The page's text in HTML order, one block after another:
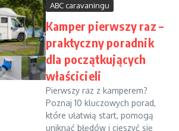
ABC caravaningu
Kamper pierwszy raz –
praktyczny poradnik
dla początkujących
właścicieli
Pierwszy raz z kamperem?
Poznaj 10 kluczowych porad,
które ułatwią start, pomogą
uniknąć błędów i cieszyć się